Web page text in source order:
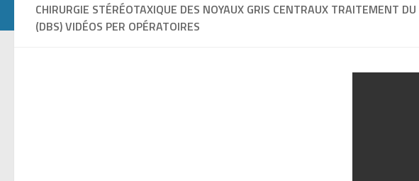
CHIRURGIE STÉRÉOTAXIQUE DES NOYAUX GRIS CENTRAUX TRAITEMENT
(DBS) VIDÉOS PER OPÉRATOIRES